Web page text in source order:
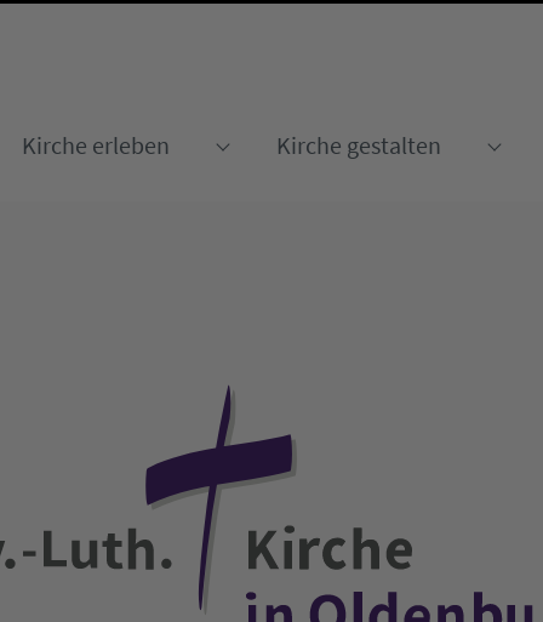
Kirche erleben
Kirche gestalten